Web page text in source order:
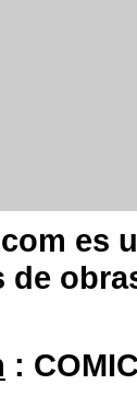
es
de
: